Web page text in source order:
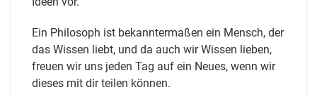
Ein Philosoph ist bekanntermaßen ein Mensch, der
das Wissen liebt, und da auch wir Wissen lieben,
freuen wir uns jeden Tag auf ein Neues, wenn wir
dieses mit dir teilen können.